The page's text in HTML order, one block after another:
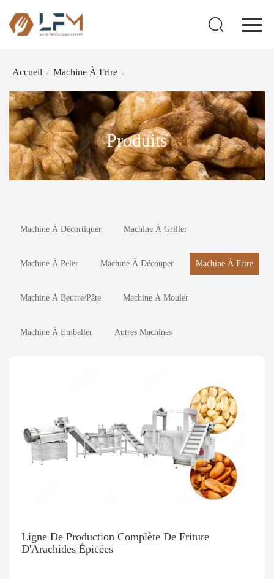
Accueil > Machine À Frire >
Produits
Machine À Décortiquer Machine À Griller
Machine À Peler Machine À Découper Machine À Frire
Machine À Beurre/Pâte Machine À Mouler
Machine À Emballer Autres Machines
Ligne De Production Complète De Friture
D'Arachides Épicées